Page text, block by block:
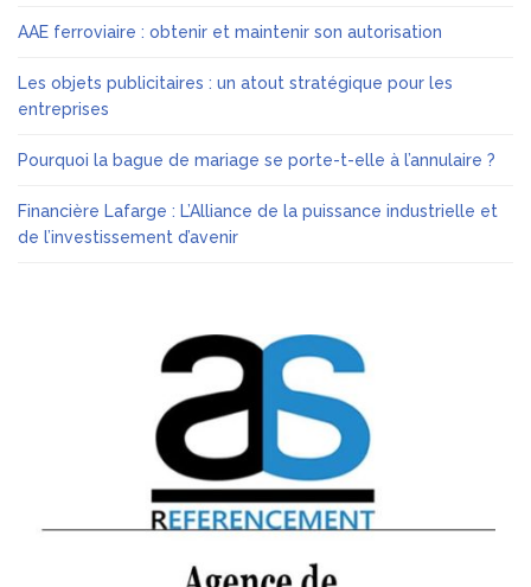
AAE ferroviaire : obtenir et maintenir son autorisation
Les objets publicitaires : un atout stratégique pour les
entreprises
Pourquoi la bague de mariage se porte-t-elle à l’annulaire ?
Financière Lafarge : L’Alliance de la puissance industrielle et
de l’investissement d’avenir